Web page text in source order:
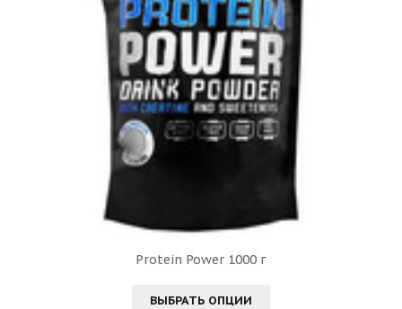
Protein Power 1000 г
ВЫБРАТЬ ОПЦИИ